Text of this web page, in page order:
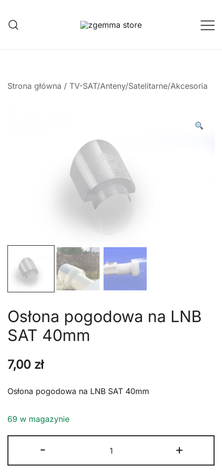
treści
Strona główna / TV-SAT/Anteny/Satelitarne/Akcesoria
Osłona pogodowa na LNB
SAT 40mm
7,00 zł
Osłona pogodowa na LNB SAT 40mm
69 w magazynie
-
Osłona
pogodowa
+